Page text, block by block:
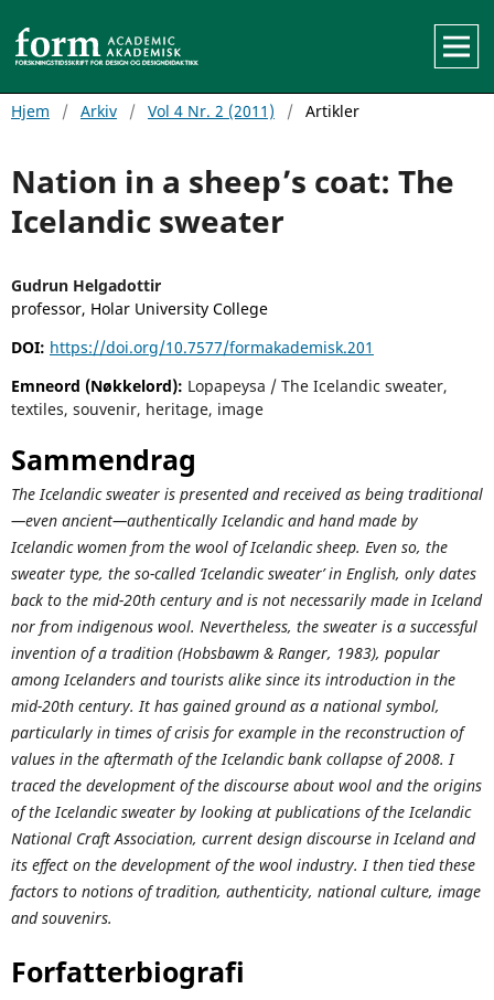
Hjem / Arkiv / Vol 4 Nr. 2 (2011) / Artikler
Nation in a sheep’s coat: The
Icelandic sweater
Gudrun Helgadottir
professor, Holar University College
DOI: https://doi.org/10.7577/formakademisk.201
Emneord (Nøkkelord): Lopapeysa / The Icelandic sweater,
textiles, souvenir, heritage, image
Sammendrag
The Icelandic sweater is presented and received as being traditional
—even ancient—authentically Icelandic and hand made by
Icelandic women from the wool of Icelandic sheep. Even so, the
sweater type, the so-called ‘Icelandic sweater’ in English, only dates
back to the mid-20th century and is not necessarily made in Iceland
nor from indigenous wool. Nevertheless, the sweater is a successful
invention of a tradition (Hobsbawm & Ranger, 1983), popular
among Icelanders and tourists alike since its introduction in the
mid-20th century. It has gained ground as a national symbol,
particularly in times of crisis for example in the reconstruction of
values in the aftermath of the Icelandic bank collapse of 2008. I
traced the development of the discourse about wool and the origins
of the Icelandic sweater by looking at publications of the Icelandic
National Craft Association, current design discourse in Iceland and
its effect on the development of the wool industry. I then tied these
factors to notions of tradition, authenticity, national culture, image
and souvenirs.
Forfatterbiografi